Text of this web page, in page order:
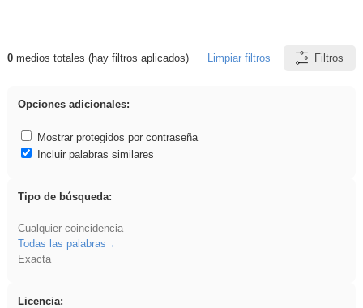
Resultados de: realista
0medios totales (hay filtros aplicados) Limpiar filtros Filtros
Opciones adicionales:
Mostrar protegidos por contraseña
Incluir palabras similares
Tipo de búsqueda:
Cualquier coincidencia
Todas las palabras
Exacta
Licencia: